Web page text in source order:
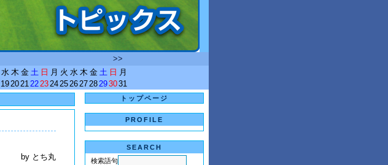
>>
水 木 金 土 日 月 火 水 木 金 土 日 月
19202122232425262728293031
by とち丸
トップページ
PROFILE
SEARCH
検索語句